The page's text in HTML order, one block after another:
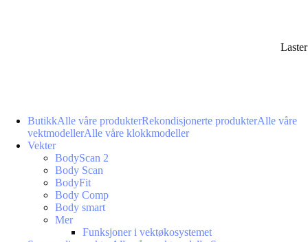
ButikkAlle våre produkterRekondisjonerte produkterAlle våre
vektmodellerAlle våre klokkmodeller
Vekter
BodyScan 2
Body Scan
BodyFit
Body Comp
Body smart
Mer
Funksjoner i vektøkosystemet